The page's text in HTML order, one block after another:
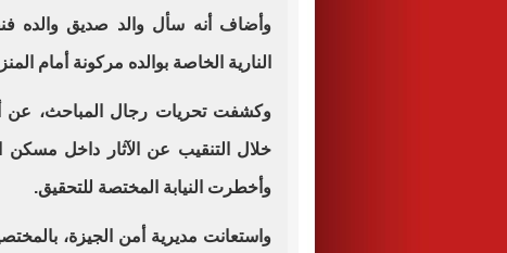
وأضاف أنه سأل والد صديق والده
النارية الخاصة بوالده مركونة أمام
وكشفت تحريات رجال المباحث، عن
خلال التنقيب عن الآثار داخل مسكن
وأخطرت النيابة المختصة للتحقيق.
واستعانت مديرية أمن الجيزة،